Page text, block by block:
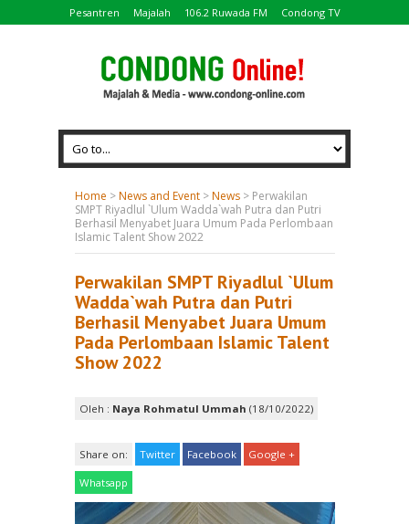
Pesantren Majalah 106.2 Ruwada FM Condong TV
Home >News and Event >News> Perwakilan
SMPT Riyadlul `Ulum Wadda`wah Putra dan Putri
Berhasil Menyabet Juara Umum Pada Perlombaan
Islamic Talent Show 2022
Perwakilan SMPT Riyadlul `Ulum
Wadda`wah Putra dan Putri
Berhasil Menyabet Juara Umum
Pada Perlombaan Islamic Talent
Show 2022
Oleh : Naya Rohmatul Ummah (18/10/2022)
Share on: Twitter Facebook Google +
Whatsapp